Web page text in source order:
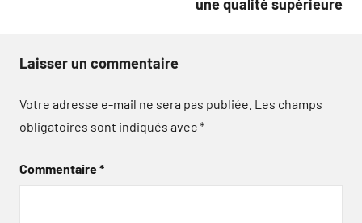
une qualité supérieure
Laisser un commentaire
Votre adresse e-mail ne sera pas publiée. Les champs
obligatoires sont indiqués avec*
Commentaire*